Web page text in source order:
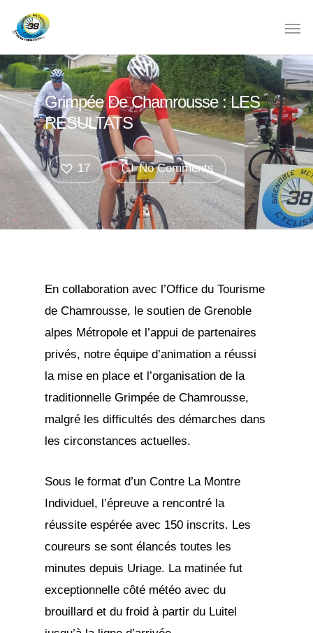
Grimpée De Chamrousse : LES
RESULTATS
No Comments
17
En collaboration avec l’Office du Tourisme
de Chamrousse, le soutien de Grenoble
alpes Métropole et l’appui de partenaires
privés, notre équipe d’animation a réussi
la mise en place et l’organisation de la
traditionnelle Grimpée de Chamrousse,
malgré les difficultés des démarches dans
les circonstances actuelles.
Sous le format d’un Contre La Montre
Individuel, l’épreuve a rencontré la
réussite espérée avec 150 inscrits. Les
coureurs se sont élancés toutes les
minutes depuis Uriage. La matinée fut
exceptionnelle côté météo avec du
brouillard et du froid à partir du Luitel